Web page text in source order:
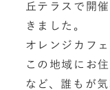
丘テラスで開
きました。
オレンジカフ
この地域にお
など、誰もが